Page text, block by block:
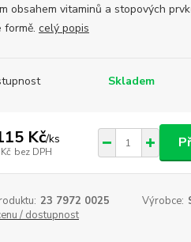
obsahem vitaminů a stopových
formě. celý popis
Skladem
Kč/ks
bez DPH
23 7972 0025 Výrobce:
/ dostupnost